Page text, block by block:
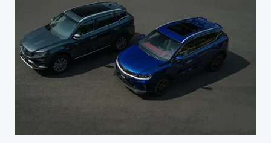
Яркий кроссовер
от 2 219 990 ₽*
Обзор
S50
Автокредит
Трейд-ин
Страхование
Расчет КАСКО
ПОДДЕРЖКА
Гарантия Belgee
Belgee Линк
Belgee Клуб
Belgee Плюс
О дилерском центре
Правовая информация